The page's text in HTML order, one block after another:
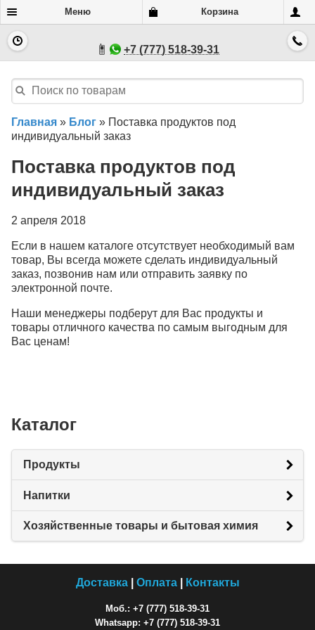
Меню Корзина
+7 (777) 518-39-31
Главная » Блог » Поставка продуктов под
индивидуальный заказ
Поставка продуктов под
индивидуальный заказ
2 апреля 2018
Если в нашем каталоге отсутствует необходимый вам
товар, Вы всегда можете сделать индивидуальный
заказ, позвонив нам или отправить заявку по
электронной почте.
Наши менеджеры подберут для Вас продукты и
товары отличного качества по самым выгодным для
Вас ценам!
Каталог
Продукты
Напитки
Хозяйственные товары и бытовая химия
Доставка| Оплата| Контакты
Моб.: +7 (777) 518-39-31
Whatsapp: +7 (777) 518-39-31